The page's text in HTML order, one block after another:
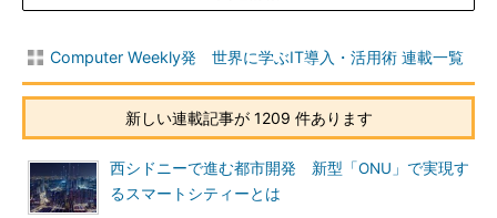
Computer Weekly発 世界に学ぶIT導入・活用術 連載一覧
新しい連載記事が 1209 件あります
西シドニーで進む都市開発 新型「ONU」で実現す
るスマートシティーとは